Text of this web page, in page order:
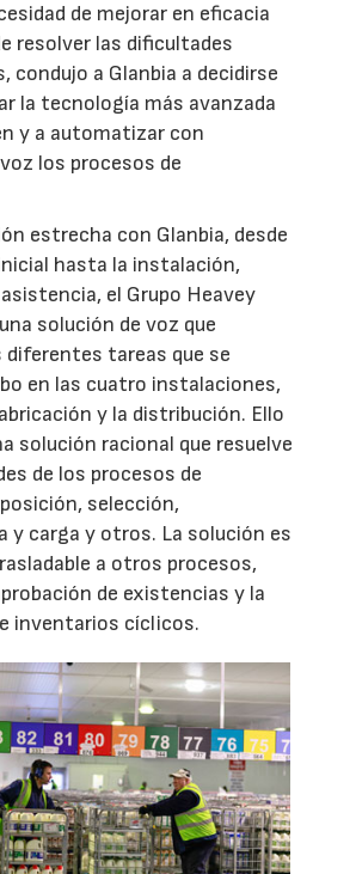
de mejorar en eficacia
resolver las dificultades
condujo a Glanbia a decidirse
la tecnología más avanzada
y a automatizar con
los procesos de
estrecha con Glanbia, desde
hasta la instalación,
el Grupo Heavey
solución de voz que
tareas que se
en las cuatro instalaciones,
y la distribución. Ello
solución racional que resuelve
de los procesos de
selección,
y carga y otros. La solución es
a otros procesos,
de existencias y la
inventarios cíclicos.